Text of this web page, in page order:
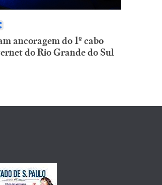
ancoragem do 1º cabo
do Rio Grande do Sul